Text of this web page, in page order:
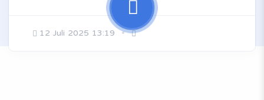
12 Juli 2025 13:19